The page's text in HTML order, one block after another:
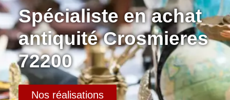
Spécialiste en achat
antiquité Crosmieres
72200
Nos réalisations